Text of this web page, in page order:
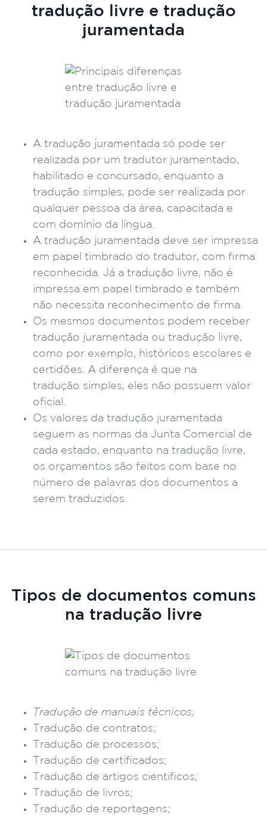
tradução livre e tradução
juramentada
A tradução juramentada só pode ser
realizada por um tradutor juramentado,
habilitado e concursado, enquanto a
tradução simples, pode ser realizada por
qualquer pessoa da área, capacitada e
com domínio da língua.
A tradução juramentada deve ser impressa
em papel timbrado do tradutor, com firma
reconhecida. Já a tradução livre, não é
impressa em papel timbrado e também
não necessita reconhecimento de firma.
Os mesmos documentos podem receber
tradução juramentada ou tradução livre,
como por exemplo, históricos escolares e
certidões. A diferença é que na
tradução simples, eles não possuem valor
oficial.
Os valores da tradução juramentada
seguem as normas da Junta Comercial de
cada estado, enquanto na tradução livre,
os orçamentos são feitos com base no
número de palavras dos documentos a
serem traduzidos.
Tipos de documentos comuns
na tradução livre
Tradução de manuais técnicos;
Tradução de contratos;
Tradução de processos;
Tradução de certificados;
Tradução de artigos cientificos;
Tradução de livros;
Tradução de reportagens;